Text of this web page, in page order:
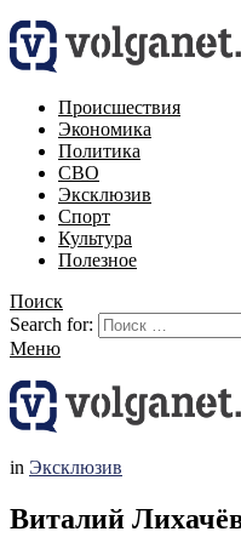
Происшествия
Экономика
Политика
СВО
Эксклюзив
Спорт
Культура
Полезное
Поиск
Search for:
Меню
in Эксклюзив
Виталий